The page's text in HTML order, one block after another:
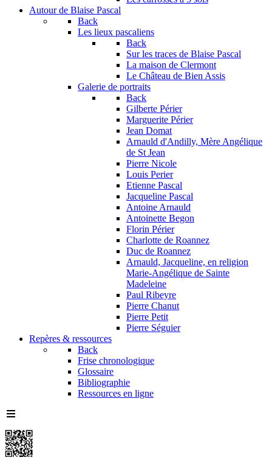
Autour de Blaise Pascal
Back
Les lieux pascaliens
Back
Sur les traces de Blaise Pascal
La maison de Clermont
Le Château de Bien Assis
Galerie de portraits
Back
Gilberte Périer
Marguerite Périer
Jean Domat
Arnauld d'Andilly, Mère Angélique
de St Jean
Pierre Nicole
Louis Perier
Etienne Pascal
Jacqueline Pascal
Antoine Arnauld
Antoinette Begon
Florin Périer
Charlotte de Roannez
Duc de Roannez
Arnauld, Jacqueline, en religion
Marie-Angélique de Sainte
Madeleine
Paul Ribeyre
Pierre Chanut
Pierre Petit
Pierre Séguier
Repères & ressources
Back
Frise chronologique
Glossaire
Bibliographie
Ressources en ligne